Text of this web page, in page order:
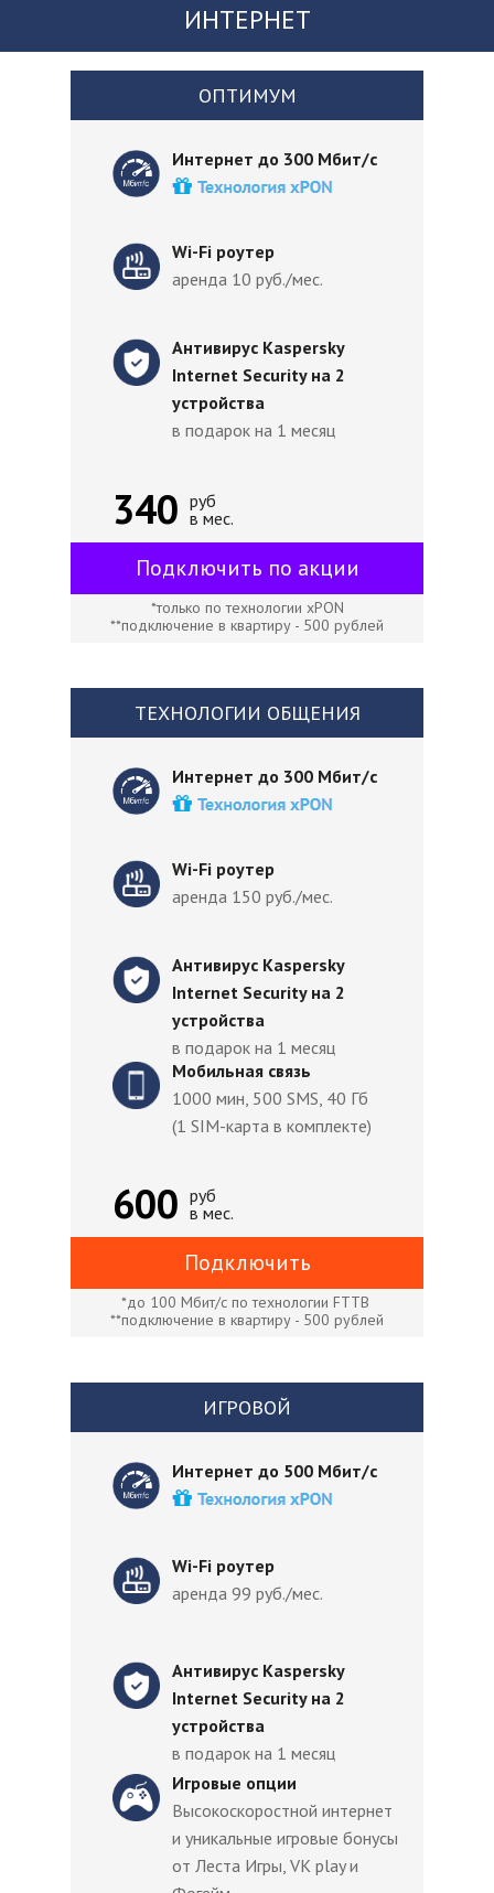
Подключить
руб
в мес.
Интернет до 300 Мбит/с
Антивирус Kaspersky
Internet Security на 2
устройства
в подарок на 1 месяц
Wi-Fi роутер
аренда 150 руб./мес.
ТЕХНОЛОГИИ ОБЩЕНИЯ
Мобильная связь
1000 мин, 500 SMS, 40 Гб
(1 SIM-карта в комплекте)
*до 100 Мбит/с по технологии FTTB
**подключение в квартиру - 500 рублей
600
ОПТИМУМ
Wi-Fi роутер
аренда 99 руб./мес.
Интернет до 500 Мбит/с
Игровые опции
Высокоскоростной интернет
и уникальные игровые бонусы
от Леста Игры, VK play и
Антивирус Kaspersky
Internet Security на 2
устройства
в подарок на 1 месяц
ИГРОВОЙ
ИНТЕРНЕТ
руб
в мес.
Интернет до 300 Мбит/с
340
*только по технологии xPON
**подключение в квартиру - 500 рублей
Подключить по акции
Антивирус Kaspersky
Internet Security на 2
устройства
в подарок на 1 месяц
Wi-Fi роутер
аренда 10 руб./мес.